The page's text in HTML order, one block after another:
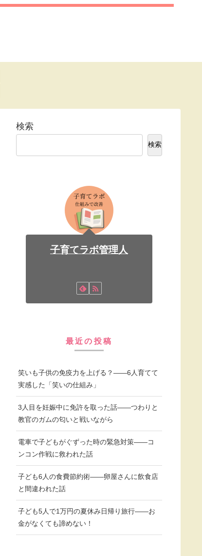
検索
検索
子育てラボ管理人
最近の投稿
笑いも子供の免疫力を上げる？——6人育てて
実感した「笑いの仕組み」
3人目を妊娠中に免許を取った話——つわりと
教官のガムの匂いと戦いながら
電車で子どもがぐずった時の緊急対策——コ
ンコン作戦に救われた話
子ども6人の食費節約術——卵屋さんに飲食店
と間違われた話
子ども5人で1万円の夏休み日帰り旅行——お
金がなくても諦めない！